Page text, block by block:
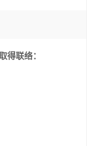
得联络：